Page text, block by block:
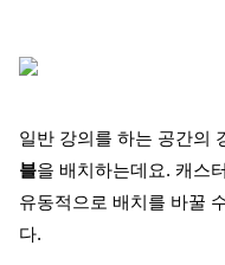
일반 강의를 하는 공간의
블을 배치하는데요. 캐스
유동적으로 배치를 바꿀
다.